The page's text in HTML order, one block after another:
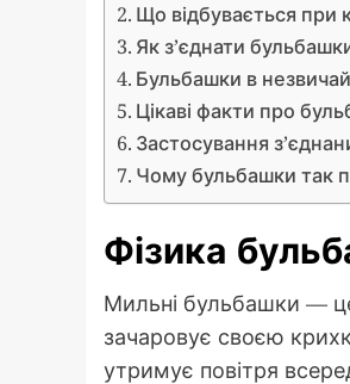
Що відбувається при
Як з’єднати
Бульбашки в
Цікаві факти про
Застосування
Чому бульбашки так
Фізика
Мильні бульбашки —
зачаровує своєю
утримує повітря